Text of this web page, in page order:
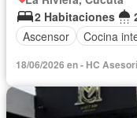
2 Habitaciones
Ascensor
Cocina
18/06/2026 en - HC